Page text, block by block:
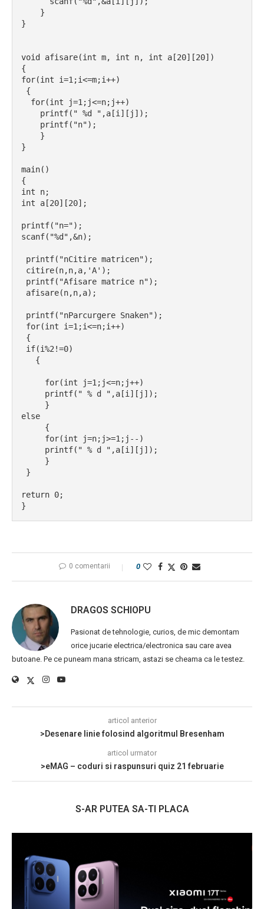
    }
}
void afisare(int m, int n, int a[20][20])
{
for(int i=1;i<=m;i++)
{
  for(int j=1;j<=n;j++)
    printf(" %d ",a[i][j]);
    printf("n");
    }
}
main()
{
int n;
int a[20][20];
printf("n=");
scanf("%d",&n);
printf("nCitire matricen");
citire(n,n,a,'A');
printf("Afisare matrice n");
afisare(n,n,a);
printf("nParcurgere Snaken");
for(int i=1;i<=n;i++)
{
if(i%2!=0)
   {
     for(int j=1;j<=n;j++)
     printf(" % d ",a[i][j]);
     }
else
     {
     for(int j=n;j>=1;j--)
     printf(" % d ",a[i][j]);
     }
}
return 0;
}
0 comentarii 0
DRAGOS SCHIOPU
Pasionat de tehnologie, curios, de mic demontam
orice jucarie electrica/electronica sau care avea
butoane. Pe ce puneam mana stricam, astazi se cheama ca le testez.
articol anterior
>Desenare linie folosind algoritmul Bresenham
articol urmator
>eMAG – coduri si raspunsuri quiz 21 februarie
S-AR PUTEA SA-TI PLACA